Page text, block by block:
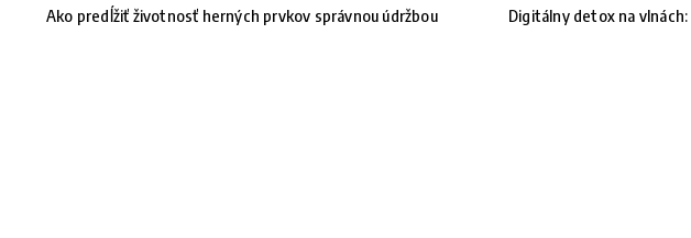
Ako predĺžiť životnosť herných prvkov správnou údržbou Digitálny detox na